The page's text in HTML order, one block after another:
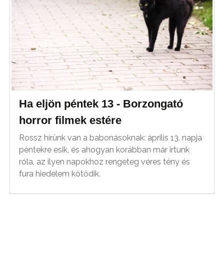
Ha eljön péntek 13 - Borzongató
horror filmek estére
Rossz hírünk van a babonásoknak: április 13. napja
péntekre esik, és ahogyan korábban már írtunk
róla, az ilyen napokhoz rengeteg véres tény és
fura hiedelem kötődik.